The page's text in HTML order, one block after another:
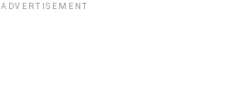
ADVERTISEMENT